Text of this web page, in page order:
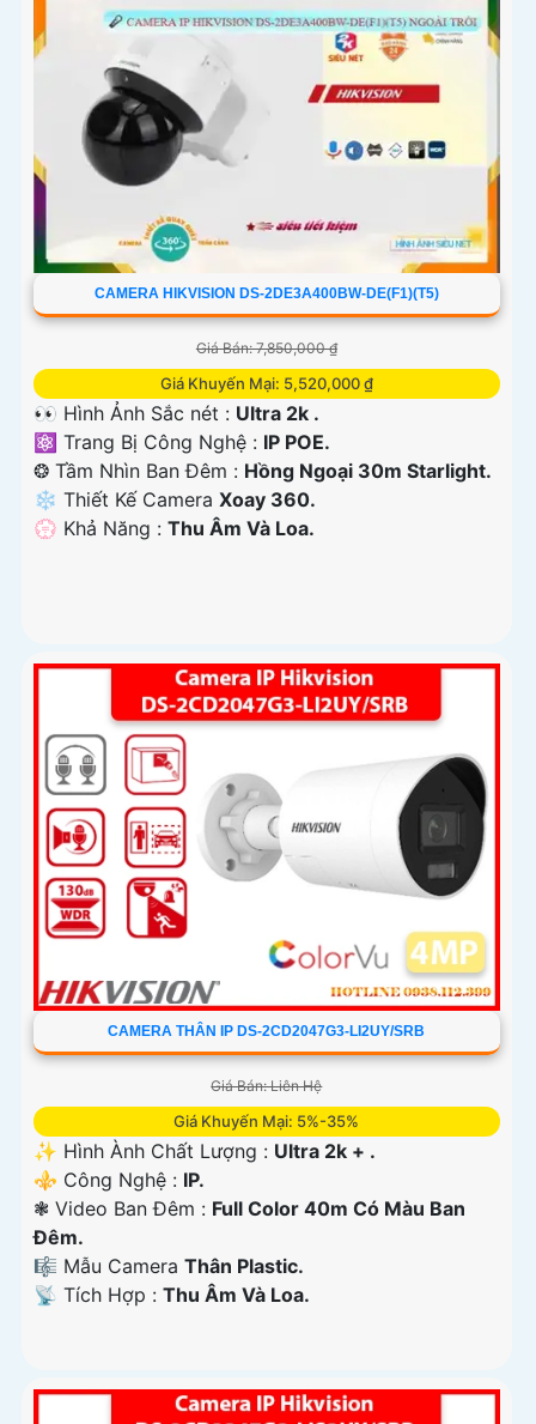
CAMERA HIKVISION DS-2DE3A400BW-DE(F1)(T5)
Giá Bán: 7,850,000 ₫
Giá Khuyến Mại: 5,520,000 ₫
👀 Hình Ảnh Sắc nét : Ultra 2k .
⚛️ Trang Bị Công Nghệ : IP POE.
❂ Tầm Nhìn Ban Đêm : Hồng Ngoại 30m Starlight.
❄ Thiết Kế Camera Xoay 360.
️💮 Khả Năng : Thu Âm Và Loa.
CAMERA THÂN IP DS-2CD2047G3-LI2UY/SRB
Giá Bán: Liên Hệ
Giá Khuyến Mại: 5%-35%
✨ Hình Ành Chất Lượng : Ultra 2k + .
⚜️ Công Nghệ : IP.
❃ Video Ban Đêm : Full Color 40m Có Màu Ban
Ðêm.
🎼️ Mẫu Camera Thân Plastic.
️📡 Tích Hợp : Thu Âm Và Loa.